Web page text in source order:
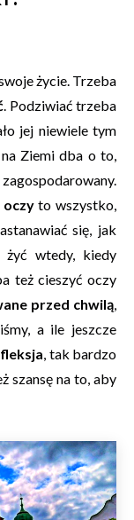
życie. Trzeba
. Podziwiać trzeba
jej niewiele tym
Ziemi dba o to,
oczyto wszystko,
się, jak
żyć wtedy, kiedy
też cieszyć oczy
przed chwilą,
a ile jeszcze
, tak bardzo
szansę na to, aby